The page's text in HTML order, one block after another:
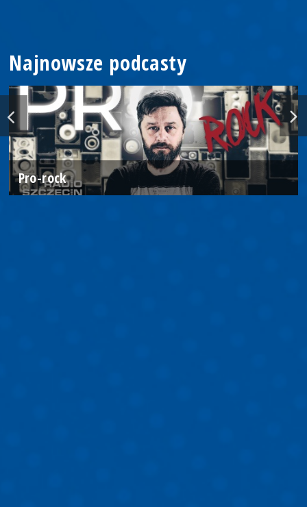
Najnowsze podcasty
Pro-rock